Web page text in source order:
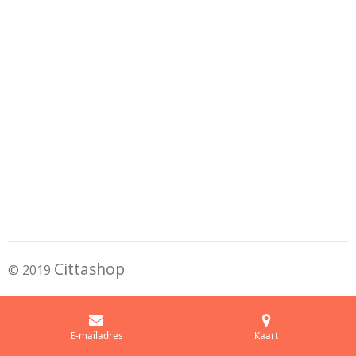
© 2019 Cittashop
E-mailadres Kaart